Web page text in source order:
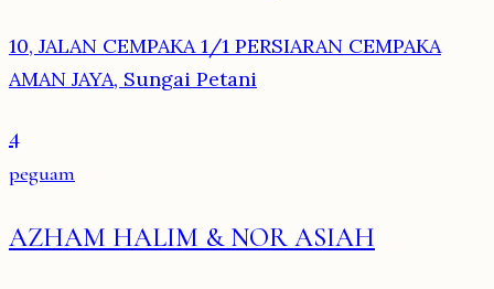
10, JALAN CEMPAKA 1/1 PERSIARAN CEMPAKA
AMAN JAYA, Sungai Petani
4
peguam
AZHAM HALIM & NOR ASIAH